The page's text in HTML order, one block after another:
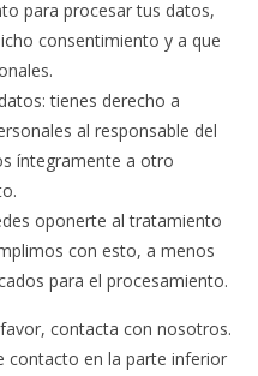
para procesar tus datos,
consentimiento y a que
tienes derecho a
al responsable del
íntegramente a otro
oponerte al tratamiento
con esto, a menos
para el procesamiento.
contacta con nosotros.
contacto en la parte inferior